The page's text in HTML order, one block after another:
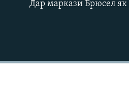
Дар маркази Брюсел